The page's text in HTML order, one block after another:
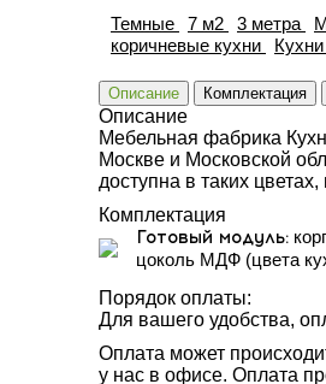
Темные 7 м2 3 метра
коричневые кухни
Описание Комплектация
Описание
Мебельная фабрика
Москве и Московской
доступна в таких
Комплектация
Готовый модуль:
цоколь МДФ (цвета
Порядок оплаты:
Для вашего удобства,
Оплата может
у нас в офисе. Оплата